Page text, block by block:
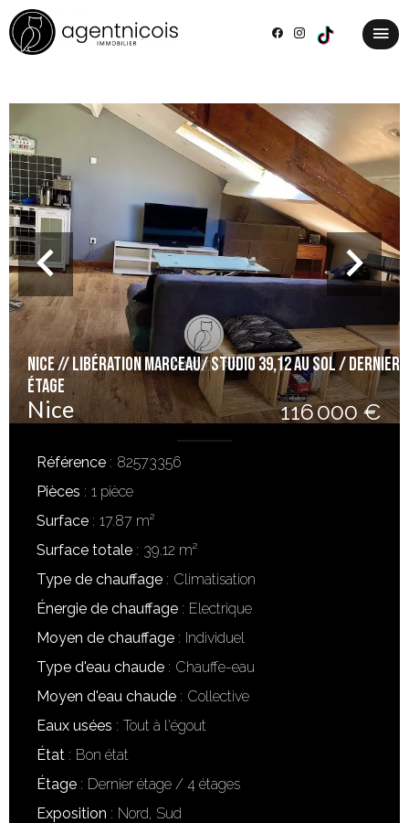
NICE // LIBÉRATION MARCEAU/ STUDIO 39,12 AU SOL / DERNIER
ÉTAGE
Nice 116 000 €
Référence
82573356
Pièces
1 pièce
Surface
17.87 m²
Surface totale
39.12 m²
Type de chauffage
Climatisation
Énergie de chauffage
Electrique
Moyen de chauffage
Individuel
Type d'eau chaude
Chauffe-eau
Moyen d'eau chaude
Collective
Eaux usées
Tout à l'égout
État
Bon état
Étage
Dernier étage / 4 étages
Exposition
Nord, Sud